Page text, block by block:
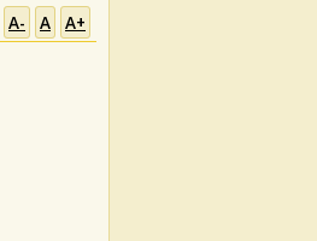
A- A A+